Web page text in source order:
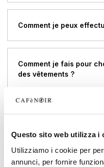
Questo sito web utilizza i
Utilizziamo i cookie per
annunci, per fornire
Comment je peux
Comment je fais pour
des vêtements ?
Comment je fais pour
Comment se passe la